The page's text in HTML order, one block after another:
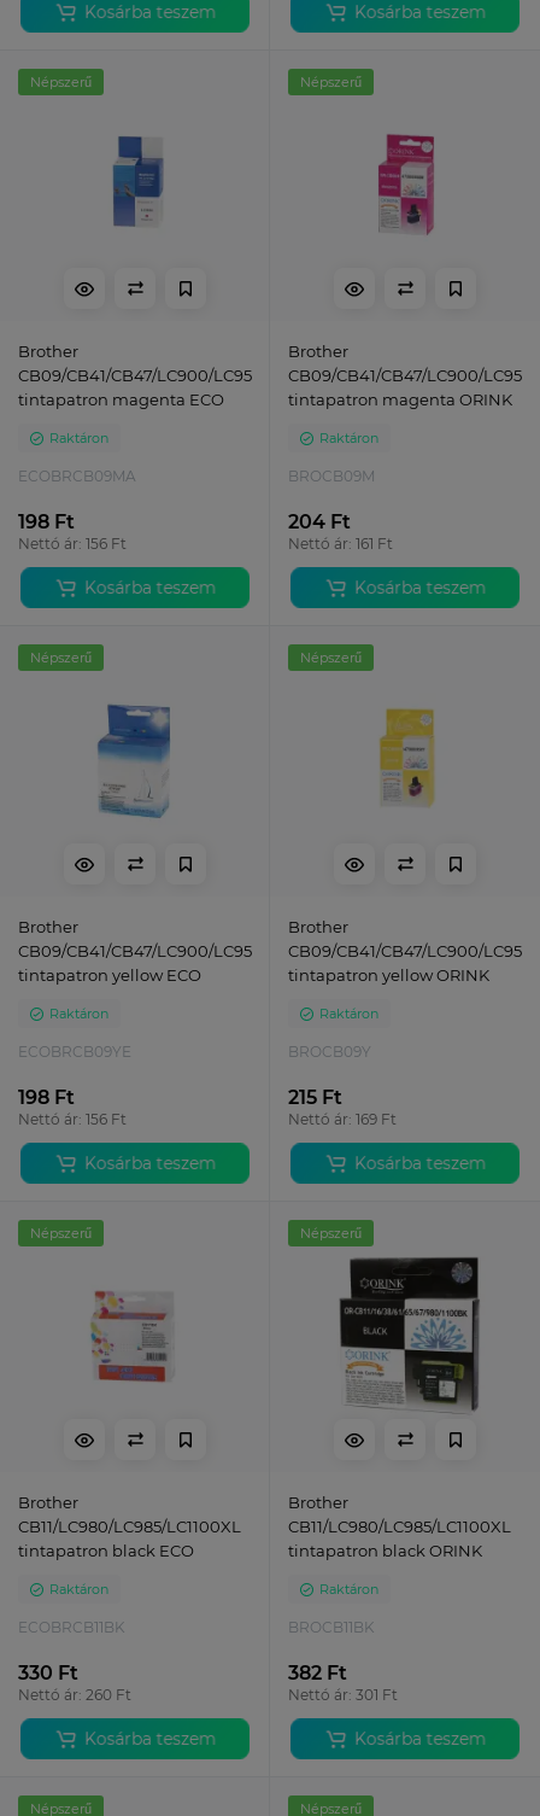
Kosárba teszem Kosárba teszem
Népszerű
Brother
CB09/CB41/CB47/LC900/LC950
tintapatron magenta ECO
Raktáron
ECOBRCB09MA
198 Ft
Nettó ár: 156 Ft
Kosárba teszem
Népszerű
Brother
CB09/CB41/CB47/LC900/LC950
tintapatron magenta ORINK
Raktáron
BROCB09M
204 Ft
Nettó ár: 161 Ft
Kosárba teszem
Népszerű
Brother
CB09/CB41/CB47/LC900/LC950
tintapatron yellow ECO
Raktáron
ECOBRCB09YE
198 Ft
Nettó ár: 156 Ft
Kosárba teszem
Népszerű
Brother
CB09/CB41/CB47/LC900/LC950
tintapatron yellow ORINK
Raktáron
BROCB09Y
215 Ft
Nettó ár: 169 Ft
Kosárba teszem
Népszerű
Brother
CB11/LC980/LC985/LC1100XL
tintapatron black ECO
Raktáron
ECOBRCB11BK
330 Ft
Nettó ár: 260 Ft
Kosárba teszem
Népszerű
Brother
CB11/LC980/LC985/LC1100XL
tintapatron black ORINK
Raktáron
BROCB11BK
382 Ft
Nettó ár: 301 Ft
Kosárba teszem
Népszerű Népszerű